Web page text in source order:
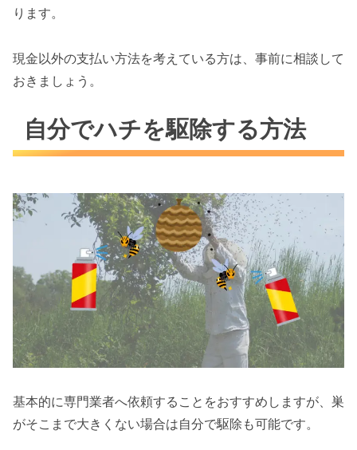
ります。
現金以外の支払い方法を考えている方は、事前に相談して
おきましょう。
自分でハチを駆除する方法
基本的に専門業者へ依頼することをおすすめしますが、巣
がそこまで大きくない場合は自分で駆除も可能です。